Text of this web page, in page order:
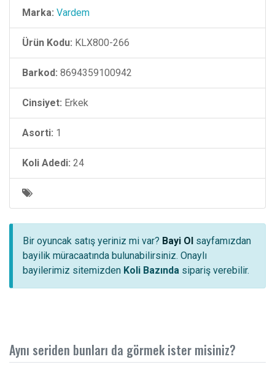
Marka: Vardem
Ürün Kodu: KLX800-266
Barkod: 8694359100942
Cinsiyet: Erkek
Asorti: 1
Koli Adedi: 24
Bir oyuncak satış yeriniz mi var? Bayi Ol sayfamızdan
bayilik müracaatında bulunabilirsiniz. Onaylı
bayilerimiz sitemizden Koli Bazında sipariş verebilir.
Aynı seriden bunları da görmek ister misiniz?